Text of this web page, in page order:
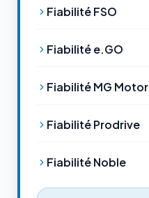
Fiabilité FSO
Fiabilité e.GO
Fiabilité MG Motor
Fiabilité Prodrive
Fiabilité Noble